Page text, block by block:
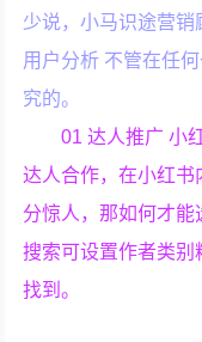
少说，小马识途营
用户分析 不管在任
究的。
01 达人推广 小
达人合作，在小红
分惊人，那如何才能
搜索可设置作者类
找到。